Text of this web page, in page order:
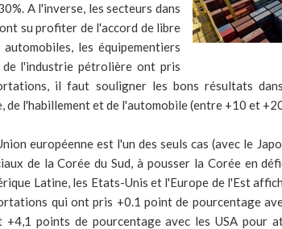
A l'inverse, les secteurs dans
su profiter de l'accord de libre
les équipementiers
l'industrie pétrolière ont pris
il faut souligner les bons résultats
de l'habillement et de l'automobile (entre +10 et
européenne est l'un des seuls cas (avec le
de la Corée du Sud, à pousser la Corée en
Latine, les Etats-Unis et l'Europe de l'Est
qui ont pris +0.1 point de pourcentage
points de pourcentage avec les USA pour